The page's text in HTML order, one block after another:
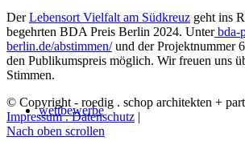
wettbewerbe
DerLebensort Vielfalt am Südkreuz geht ins
begehrten BDA Preis Berlin 2024. Unterbda-
berlin.de/abstimmen/und der Projektnummer
den Publikumspreis möglich. Wir freuen uns
Stimmen.
© Copyright - roedig . schop architekten +
Impressum . Datenschutz |
Nach oben scrollen